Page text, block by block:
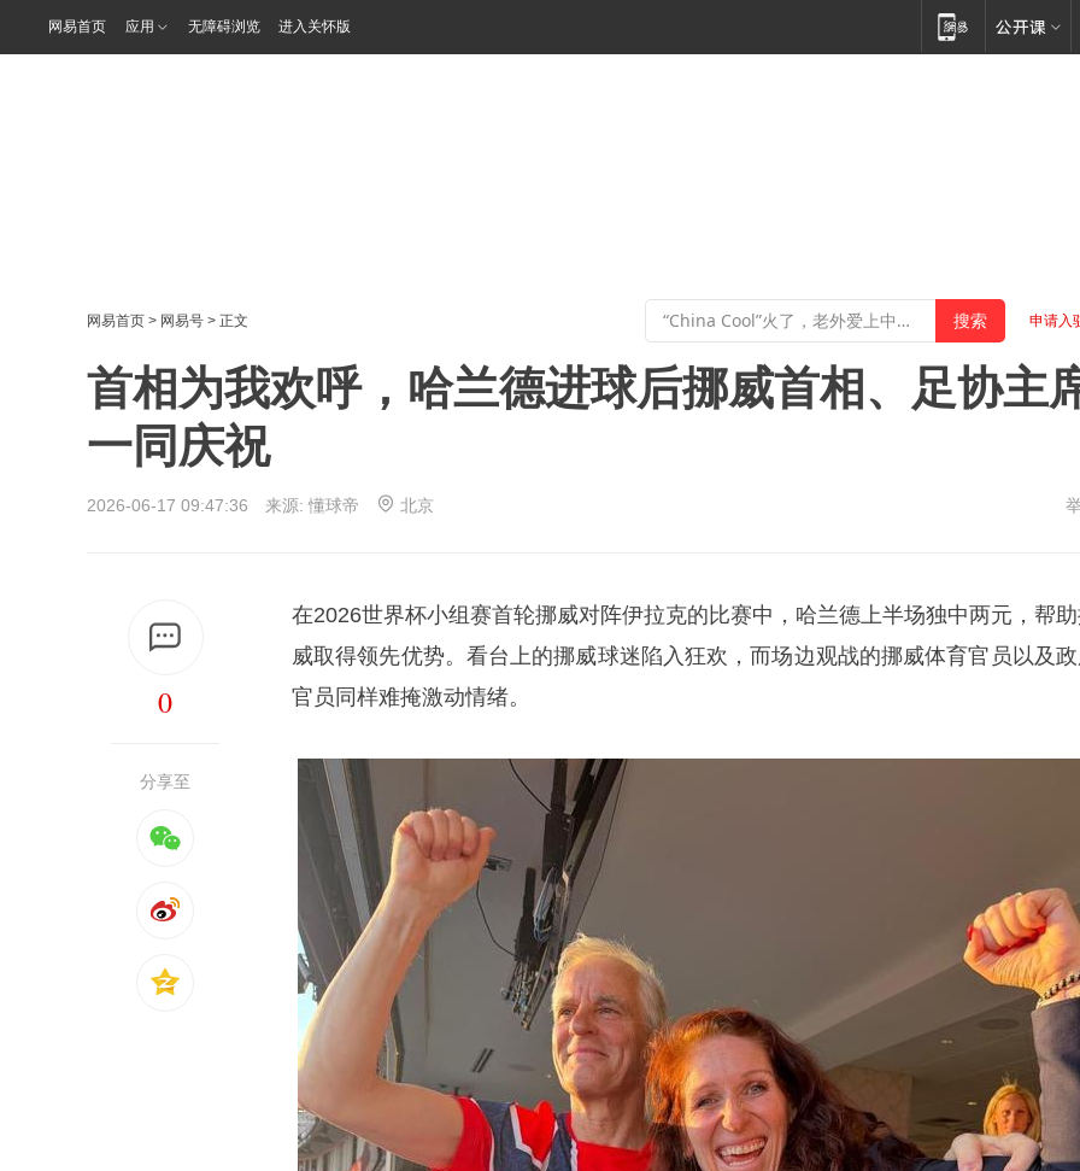
网易首页 应用 无障碍浏览 进入关怀版
网易首页 > 网易号 > 正文 申请入
首相为我欢呼，哈兰德进球后挪威首相、足协主
一同庆祝
2026-06-17 09:47:36 来源: 懂球帝 北京
0
分享至
在2026世界杯小组赛首轮挪威对阵伊拉克的比赛中， 哈兰德上半场独中两元，帮
威取得领先优势。看台上的挪威球迷陷入狂欢，而场边观战的挪威体育官员以及
官员同样难掩激动情绪。